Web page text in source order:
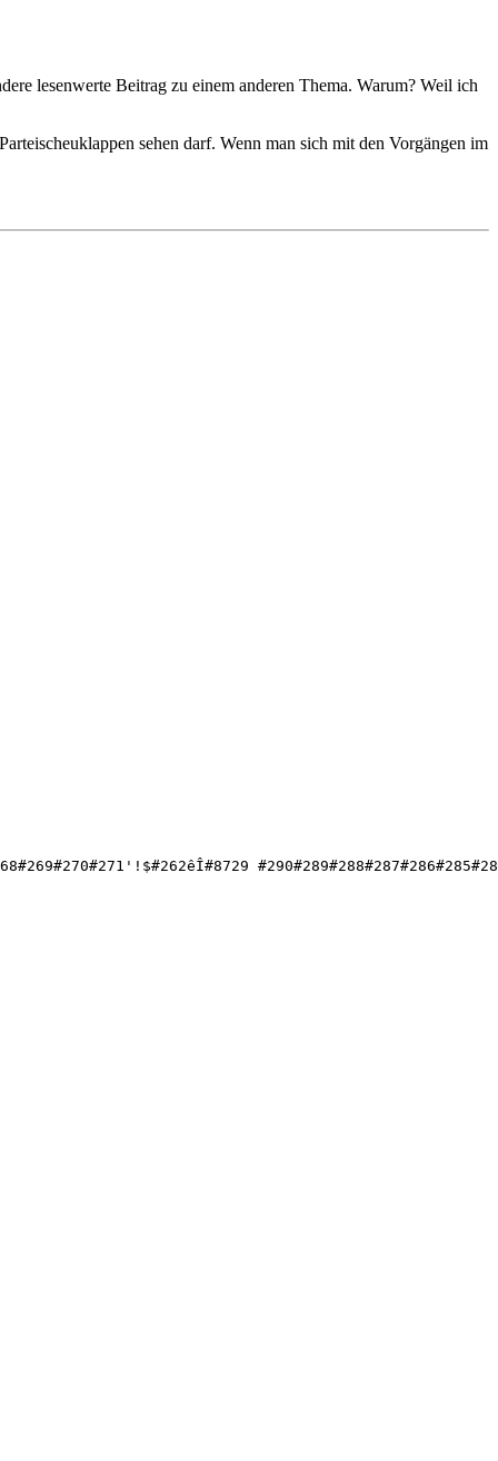
lesenwerte Beitrag zu einem anderen Thema. Warum? Weil ich
sehen darf. Wenn man sich mit den Vorgängen im